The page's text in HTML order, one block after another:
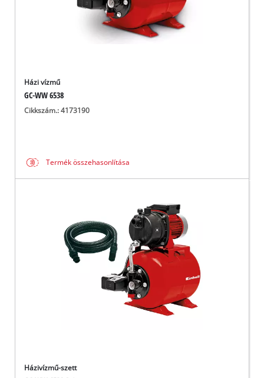
Házi vízmű
GC-WW 6538
Cikkszám.: 4173190
Termék összehasonlítása
Házivízmű-szett